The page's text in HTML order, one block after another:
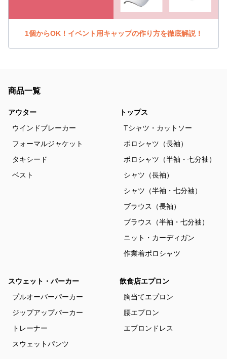
1個からOK！イベント用キャップの作り方を徹底解説！
商品一覧
アウター
ウインドブレーカー
フォーマルジャケット
タキシード
ベスト
トップス
Tシャツ・カットソー
ポロシャツ（長袖）
ポロシャツ（半袖・七分袖）
シャツ（長袖）
シャツ（半袖・七分袖）
ブラウス（長袖）
ブラウス（半袖・七分袖）
ニット・カーディガン
作業着ポロシャツ
スウェット・パーカー
プルオーバーパーカー
ジップアップパーカー
トレーナー
スウェットパンツ
飲食店エプロン
胸当てエプロン
腰エプロン
エプロンドレス